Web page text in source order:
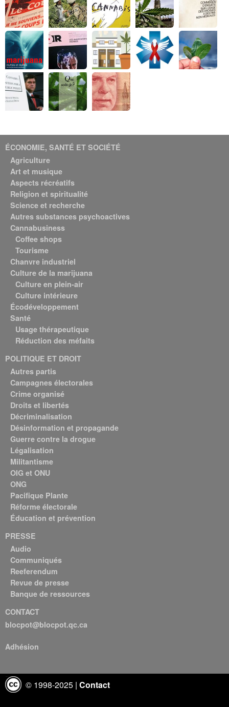
ÉCONOMIE, SANTÉ ET SOCIÉTÉ
Agriculture
Art et musique
Aspects récréatifs
Religion et spiritualité
Science et recherche
Autres substances psychoactives
Cannabusiness
Coffee shops
Tourisme
Chanvre industriel
Culture de la marijuana
Culture en plein-air
Culture intérieure
Écodéveloppement
Santé
Usage thérapeutique
Réduction des méfaits
POLITIQUE ET DROIT
Autres partis
Campagnes électorales
Crime organisé
Droits et libertés
Décriminalisation
Désinformation et propagande
Guerre contre la drogue
Légalisation
Militantisme
OIG et ONU
ONG
Pacifique Plante
Réforme électorale
Éducation et prévention
PRESSE
Audio
Communiqués
Reeferendum
Revue de presse
Banque de ressources
CONTACT
blocpot@blocpot.qc.ca
Adhésion
© 1998-2025 | Contact